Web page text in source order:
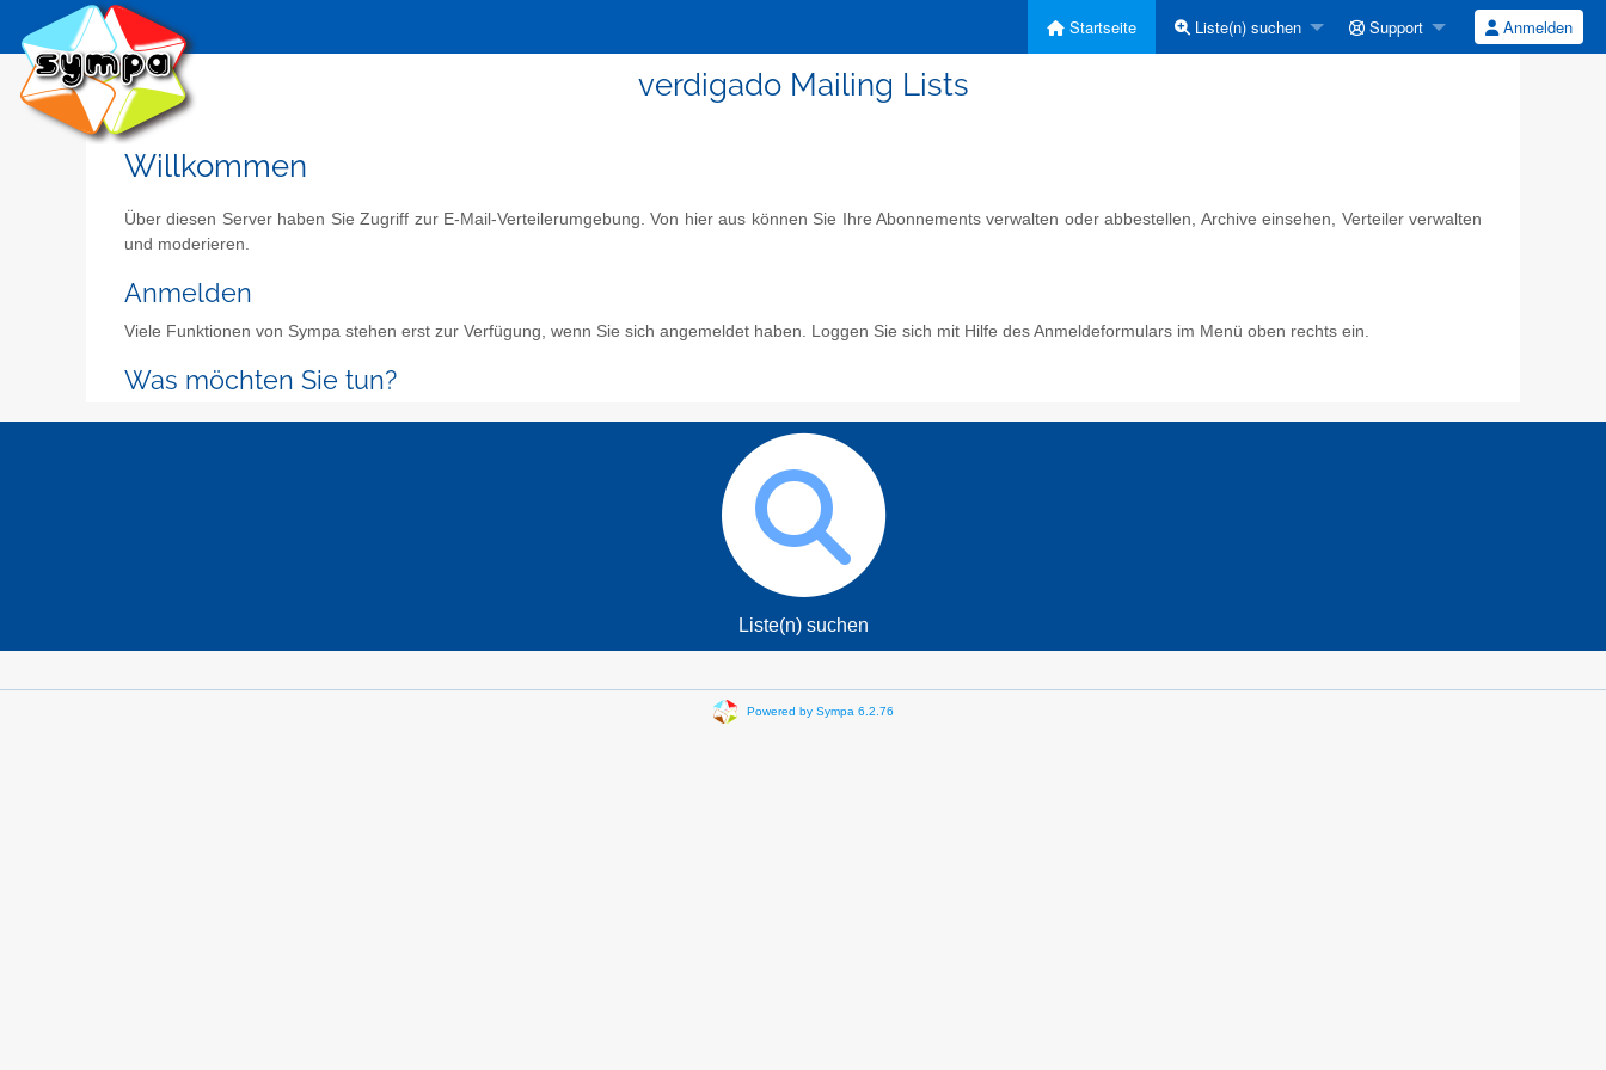
Startseite Liste(n) suchen Support Anmelden
verdigado Mailing Lists
Willkommen
Über diesen Server haben Sie Zugriff zur E-Mail-Verteilerumgebung. Von hier aus können Sie Ihre Abonnements verwalten oder abbestellen, Archive einsehen, Verteiler verwalten
und moderieren.
Anmelden
Viele Funktionen von Sympa stehen erst zur Verfügung, wenn Sie sich angemeldet haben. Loggen Sie sich mit Hilfe des Anmeldeformulars im Menü oben rechts ein.
Was möchten Sie tun?
Liste(n) suchen
Powered by Sympa 6.2.76